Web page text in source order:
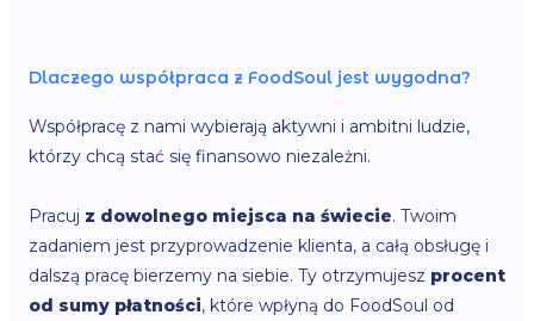
Dlaczego współpraca z FoodSoul jest wygodna?
Współpracę z nami wybierają aktywni i ambitni ludzie,
którzy chcą stać się finansowo niezależni.
Pracuj z dowolnego miejsca na świecie. Twoim
zadaniem jest przyprowadzenie klienta, a całą obsługę i
dalszą pracę bierzemy na siebie. Ty otrzymujesz procent
od sumy płatności, które wpłyną do FoodSoul od